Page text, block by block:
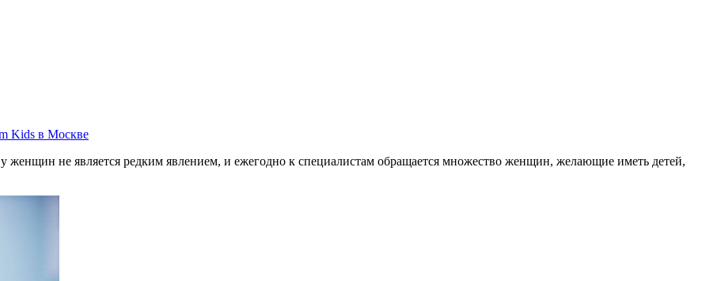
у женщин не является редким явлением, и ежегодно к специалистам обращается множество женщин, желающие иметь детей,